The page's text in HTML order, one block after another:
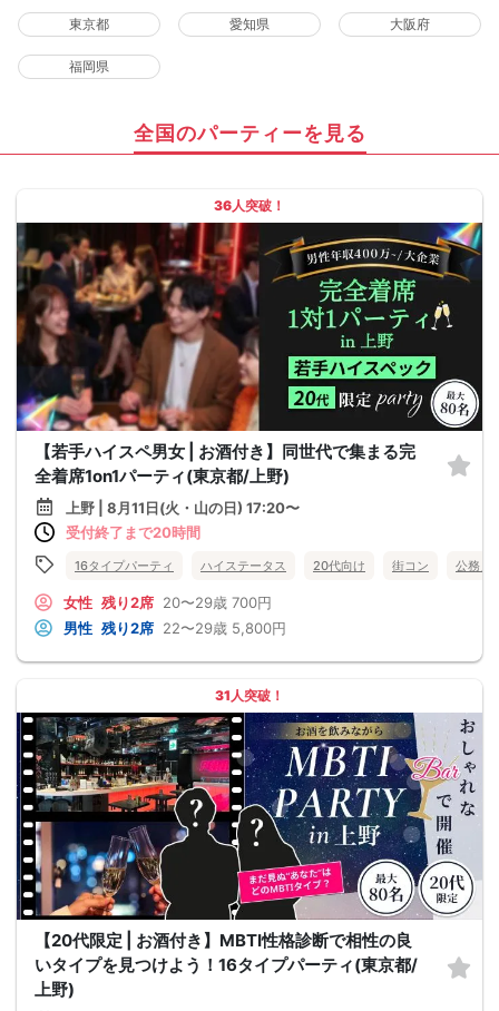
東京都 愛知県 大阪府
福岡県
全国のパーティーを見る
36人突破！
【若手ハイスペ男女 | お酒付き】同世代で集まる完
全着席1on1パーティ(東京都/上野)
上野 | 8月11日(火・山の日) 17:20〜
受付終了まで20時間
16タイプパーティ ハイステータス 20代向け 街コン 公務員
女性 残り2席 20〜29歳 700円
男性 残り2席 22〜29歳 5,800円
31人突破！
【20代限定 | お酒付き】MBTI性格診断で相性の良
いタイプを見つけよう！16タイプパーティ(東京都/
上野)